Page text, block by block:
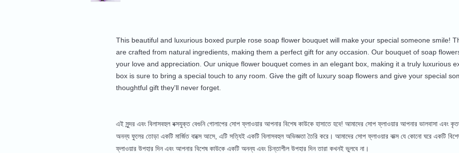
This beautiful and luxurious boxed purple rose soap flower bouquet will make your special someone smile!
are crafted from natural ingredients, making them a perfect gift for any occasion. Our bouquet of soap
your love and appreciation. Our unique flower bouquet comes in an elegant box, making it a truly luxurious
box is sure to bring a special touch to any room. Give the gift of luxury soap flowers and give your special
thoughtful gift they'll never forget.
এই সুন্দর এবং বিলাসবহুল বক্সযুক্ত বেগুনি গোলাপের সোপ ফ্লাওয়ার আপনার বিশেষ কাউকে হাসাতে হবে! আমাদের সোপ ফ্লাওয়ার আপনার ভালবাসা এবং
অনন্য ফুলের তোড়া একটি মার্জিত বাক্সে আসে, এটি সত্যিই একটি বিলাসবহুল অভিজ্ঞতা তৈরি করে। আমাদের সোপ ফ্লাওয়ার বাক্স যে কোনো ঘরে একটি
ফ্লাওয়ার উপহার দিন এবং আপনার বিশেষ কাউকে একটি অনন্য এবং চিন্তাশীল উপহার দিন তারা কখনই ভুলবে না।